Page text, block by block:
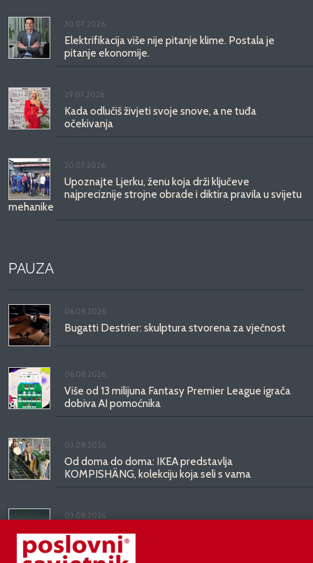
30.07.2026.
Elektrifikacija više nije pitanje klime. Postala je
pitanje ekonomije.
29.07.2026.
Kada odlučiš živjeti svoje snove, a ne tuđa
očekivanja
20.07.2026.
Upoznajte Ljerku, ženu koja drži ključeve
najpreciznije strojne obrade i diktira pravila u svijetu
mehanike
PAUZA
06.08.2026.
Bugatti Destrier: skulptura stvorena za vječnost
06.08.2026.
Više od 13 milijuna Fantasy Premier League igrača
dobiva AI pomoćnika
03.08.2026.
Od doma do doma: IKEA predstavlja
KOMPISHÄNG, kolekciju koja seli s vama
03.08.2026.
Kineski BYD predstavio luksuznu limuzinu veću od
Mercedesove S-klase, obećava domet do 1.000
kilometara